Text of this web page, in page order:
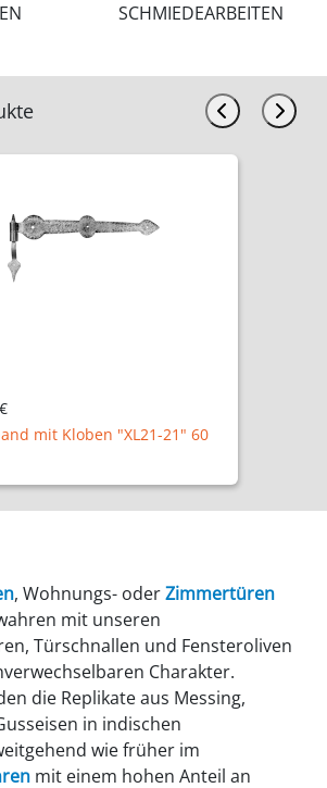
SCHMIEDEARBEITEN
mit Kloben "XL21-21" 60
, Wohnungs- oderZimmertüren
mit unseren
Türschnallen und Fensteroliven
Charakter.
die Replikate aus Messing,
in indischen
wie früher im
mit einem hohen Anteil an